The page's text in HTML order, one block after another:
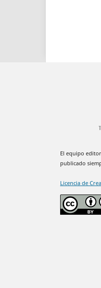
El equipo
publicado
Licencia de